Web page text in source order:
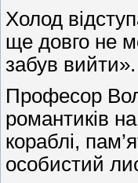
Холод
ще довго не
забув
Професор
романтиків
кораблі,
особистий